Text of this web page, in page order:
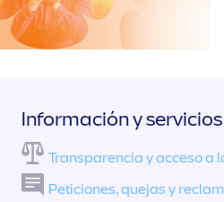
Información y
Transparencia y acceso a
Peticiones, quejas y